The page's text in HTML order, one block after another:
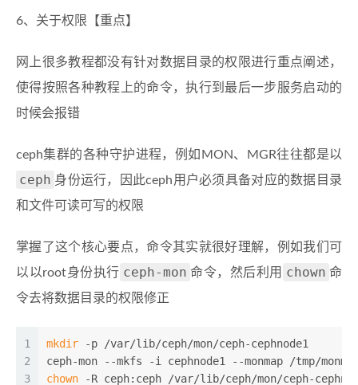
6、关于权限【重点】
网上很多教程都没有针对数据目录的权限进行重点阐述，
使得按照各种教程上的命令，执行到最后一步服务启动的
时候会报错
ceph集群的各种守护进程，例如MON、MGR往往都是以
ceph 身份运行，因此ceph用户必须具备对应的数据目录
和文件可读可写的权限
掌握了这个核心要点，命令其实就很好理解，例如我们可
以以root身份执行 ceph-mon 命令，然后利用 chown 命
令去将数据目录的权限修正
1
2
3
mkdir -p /var/lib/ceph/mon/ceph-cephnode1
ceph-mon --mkfs -i cephnode1 --monmap /tmp/
chown -R ceph:ceph /var/lib/ceph/mon/ceph-